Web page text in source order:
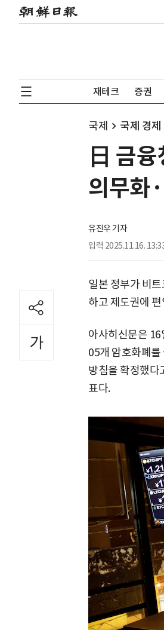
재테크 증권
국제 국제 경제
日 금
의무화
유진우 기자
입력 2025.11.16.
일본 정부가 비
하고 제도권에
아사히신문은
05개 암호화폐
방침을 확정했다
표다.